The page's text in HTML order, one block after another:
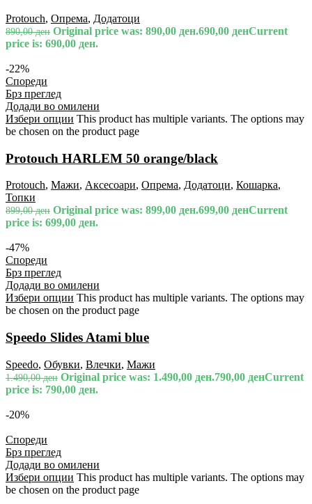
Protouch, Опрема, Додатоци
890,00ден Original price was: 890,00 ден.690,00 денCurrent
price is: 690,00 ден.
-22%
Спореди
Брз преглед
Додади во омилени
Избери опции This product has multiple variants. The options may
be chosen on the product page
Protouch HARLEM 50 orange/black
Protouch, Мажи, Аксесоари, Опрема, Додатоци, Кошарка,
Топки
899,00ден Original price was: 899,00 ден.699,00 денCurrent
price is: 699,00 ден.
-47%
Спореди
Брз преглед
Додади во омилени
Избери опции This product has multiple variants. The options may
be chosen on the product page
Speedo Slides Atami blue
Speedo, Обувки, Влечки, Мажи
1.490,00ден Original price was: 1.490,00 ден.790,00 денCurrent
price is: 790,00 ден.
-20%
Спореди
Брз преглед
Додади во омилени
Избери опции This product has multiple variants. The options may
be chosen on the product page